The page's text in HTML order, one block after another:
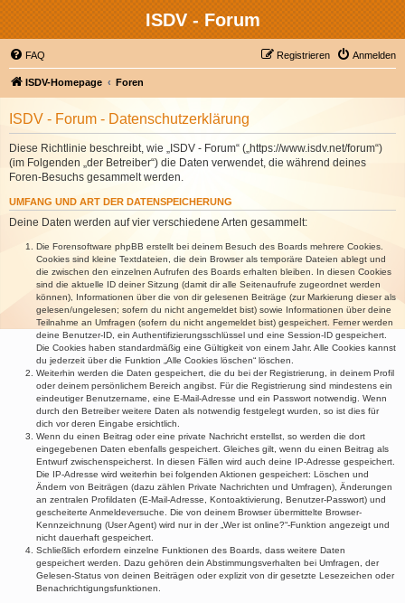
ISDV - Forum
FAQ Anmelden
Registrieren
ISDV-Homepage Foren
ISDV - Forum - Datenschutzerklärung
Diese Richtlinie beschreibt, wie „ISDV - Forum“ („https://www.isdv.net/forum“)
(im Folgenden „der Betreiber“) die Daten verwendet, die während deines
Foren-Besuchs gesammelt werden.
UMFANG UND ART DER DATENSPEICHERUNG
Deine Daten werden auf vier verschiedene Arten gesammelt:
Die Forensoftware phpBB erstellt bei deinem Besuch des Boards mehrere Cookies.
Cookies sind kleine Textdateien, die dein Browser als temporäre Dateien ablegt und
die zwischen den einzelnen Aufrufen des Boards erhalten bleiben. In diesen Cookies
sind die aktuelle ID deiner Sitzung (damit dir alle Seitenaufrufe zugeordnet werden
können), Informationen über die von dir gelesenen Beiträge (zur Markierung dieser als
gelesen/ungelesen; sofern du nicht angemeldet bist) sowie Informationen über deine
Teilnahme an Umfragen (sofern du nicht angemeldet bist) gespeichert. Ferner werden
deine Benutzer-ID, ein Authentifizierungsschlüssel und eine Session-ID gespeichert.
Die Cookies haben standardmäßig eine Gültigkeit von einem Jahr. Alle Cookies kannst
du jederzeit über die Funktion „Alle Cookies löschen“ löschen.
Weiterhin werden die Daten gespeichert, die du bei der Registrierung, in deinem Profil
oder deinem persönlichem Bereich angibst. Für die Registrierung sind mindestens ein
eindeutiger Benutzername, eine E-Mail-Adresse und ein Passwort notwendig. Wenn
durch den Betreiber weitere Daten als notwendig festgelegt wurden, so ist dies für
dich vor deren Eingabe ersichtlich.
Wenn du einen Beitrag oder eine private Nachricht erstellst, so werden die dort
eingegebenen Daten ebenfalls gespeichert. Gleiches gilt, wenn du einen Beitrag als
Entwurf zwischenspeicherst. In diesen Fällen wird auch deine IP-Adresse gespeichert.
Die IP-Adresse wird weiterhin bei folgenden Aktionen gespeichert: Löschen und
Ändern von Beiträgen (dazu zählen Private Nachrichten und Umfragen), Änderungen
an zentralen Profildaten (E-Mail-Adresse, Kontoaktivierung, Benutzer-Passwort) und
gescheiterte Anmeldeversuche. Die von deinem Browser übermittelte Browser-
Kennzeichnung (User Agent) wird nur in der „Wer ist online?“-Funktion angezeigt und
nicht dauerhaft gespeichert.
Schließlich erfordern einzelne Funktionen des Boards, dass weitere Daten
gespeichert werden. Dazu gehören dein Abstimmungsverhalten bei Umfragen, der
Gelesen-Status von deinen Beiträgen oder explizit von dir gesetzte Lesezeichen oder
Benachrichtigungsfunktionen.